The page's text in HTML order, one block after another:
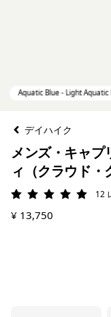
デイハイク
メンズ・キャプ
ィ（クラウド・
評価: 4.9 / 5
12
¥ 13,750